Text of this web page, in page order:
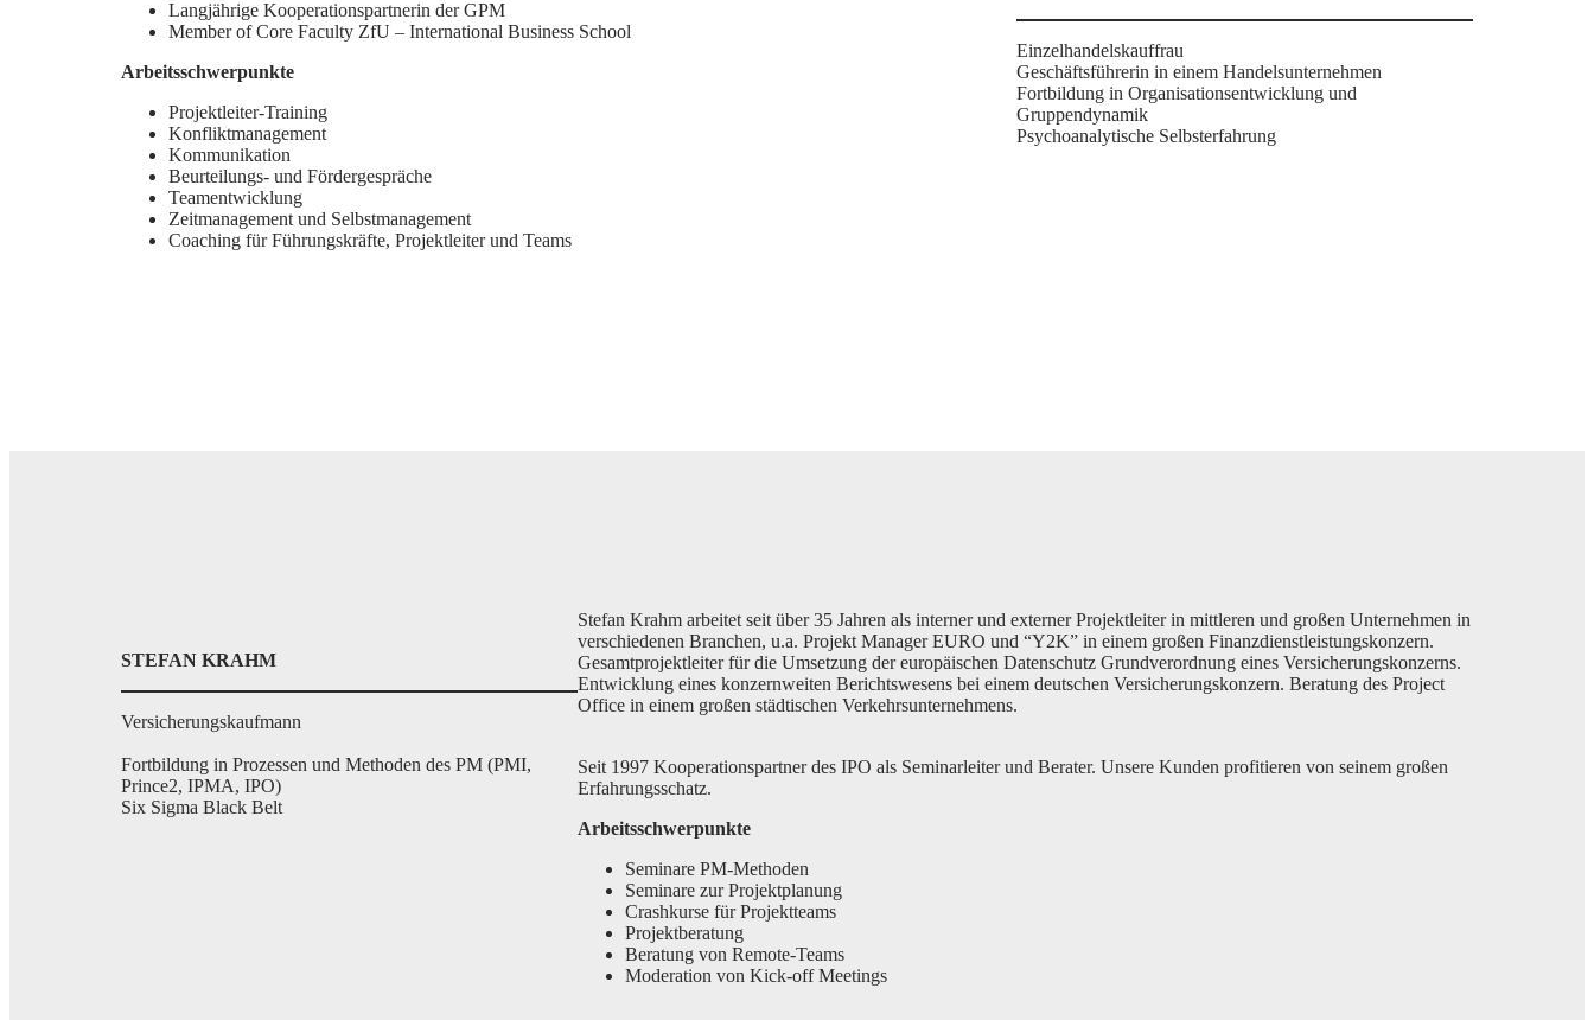
Langjährige Kooperationspartnerin der GPM
Member of Core Faculty ZfU – International Business School
Arbeitsschwerpunkte
Projektleiter-Training
Konfliktmanagement
Kommunikation
Beurteilungs- und Fördergespräche
Teamentwicklung
Zeitmanagement und Selbstmanagement
Coaching für Führungskräfte, Projektleiter und Teams
Einzelhandelskauffrau
Geschäftsführerin in einem Handelsunternehmen
Fortbildung in Organisationsentwicklung und
Gruppendynamik
Psychoanalytische Selbsterfahrung
STEFAN KRAHM
Versicherungskaufmann
Fortbildung in Prozessen und Methoden des PM (PMI,
Prince2, IPMA, IPO)
Six Sigma Black Belt
Stefan Krahm arbeitet seit über 35 Jahren als interner und externer Projektleiter in mittleren und großen Unternehmen in
verschiedenen Branchen, u.a. Projekt Manager EURO und “Y2K” in einem großen Finanzdienstleistungskonzern.
Gesamtprojektleiter für die Umsetzung der europäischen Datenschutz Grundverordnung eines Versicherungskonzerns.
Entwicklung eines konzernweiten Berichtswesens bei einem deutschen Versicherungskonzern. Beratung des Project
Office in einem großen städtischen Verkehrsunternehmens.
Seit 1997 Kooperationspartner des IPO als Seminarleiter und Berater. Unsere Kunden profitieren von seinem großen
Erfahrungsschatz.
Arbeitsschwerpunkte
Seminare PM-Methoden
Seminare zur Projektplanung
Crashkurse für Projektteams
Projektberatung
Beratung von Remote-Teams
Moderation von Kick-off Meetings